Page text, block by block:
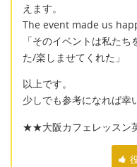
えます。
The event made us
「そのイベントは私た
た/楽しませてくれた」
以上です。
少しでも参考になれば幸
★★大阪カフェレッスン